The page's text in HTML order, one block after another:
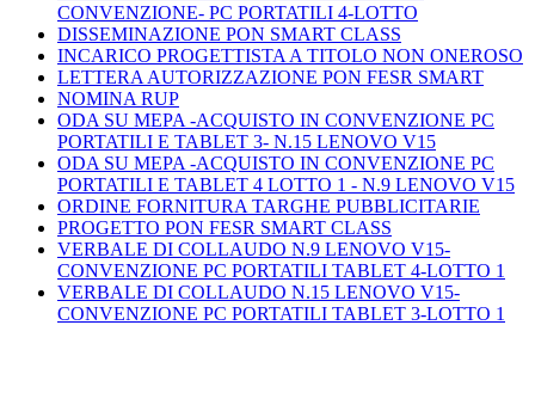
CONVENZIONE- PC PORTATILI 4-LOTTO
DISSEMINAZIONE PON SMART CLASS
INCARICO PROGETTISTA A TITOLO NON ONEROSO
LETTERA AUTORIZZAZIONE PON FESR SMART
NOMINA RUP
ODA SU MEPA -ACQUISTO IN CONVENZIONE PC
PORTATILI E TABLET 3- N.15 LENOVO V15
ODA SU MEPA -ACQUISTO IN CONVENZIONE PC
PORTATILI E TABLET 4 LOTTO 1 - N.9 LENOVO V15
ORDINE FORNITURA TARGHE PUBBLICITARIE
PROGETTO PON FESR SMART CLASS
VERBALE DI COLLAUDO N.9 LENOVO V15-
CONVENZIONE PC PORTATILI TABLET 4-LOTTO 1
VERBALE DI COLLAUDO N.15 LENOVO V15-
CONVENZIONE PC PORTATILI TABLET 3-LOTTO 1